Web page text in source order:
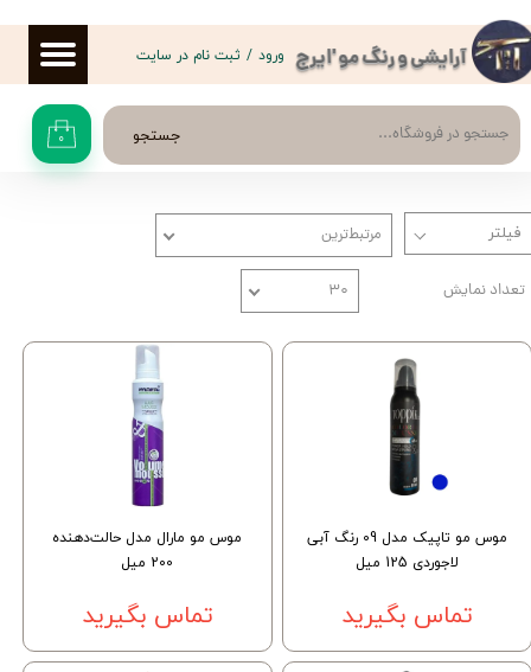
آرایشی و رنگ مو 'ایرج
جستجو ۰
ورود / ثبت نام در سایت
حساب کاربری من
تغییر گذر واژه
سفارشات
خروج از حساب کاربری
مرتبط‌ترین
تعداد نمایش ۳۰
موس مو تاپیک مدل 09 رنگ آبی
لاجوردی 125 میل
تماس بگیرید
موس مو مارال مدل حالت‌دهنده
200 میل
تماس بگیرید